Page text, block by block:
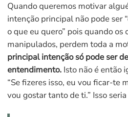
Quando queremos motivar
intenção principal não pode ser
o que eu quero” pois quando os
manipulados, perdem toda a
principal intenção só pode ser de
entendimento. Isto não é então
“Se fizeres isso, eu vou ficar-te
vou gostar tanto de ti.” Isso